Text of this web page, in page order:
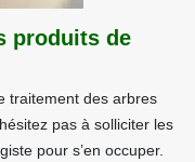
produits de
traitement des arbres
pas à solliciter les
pour s’en occuper.